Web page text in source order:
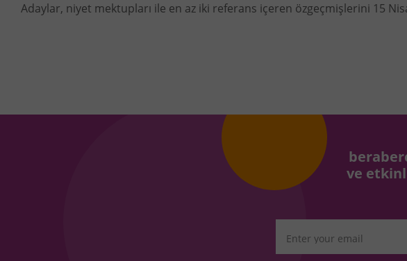
Adaylar, niyet mektupları ile en az iki referans içeren özgeçmişlerini 15
ve